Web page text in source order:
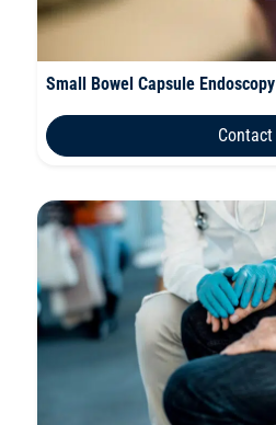
Small Bowel Capsule Endoscopy
Contact